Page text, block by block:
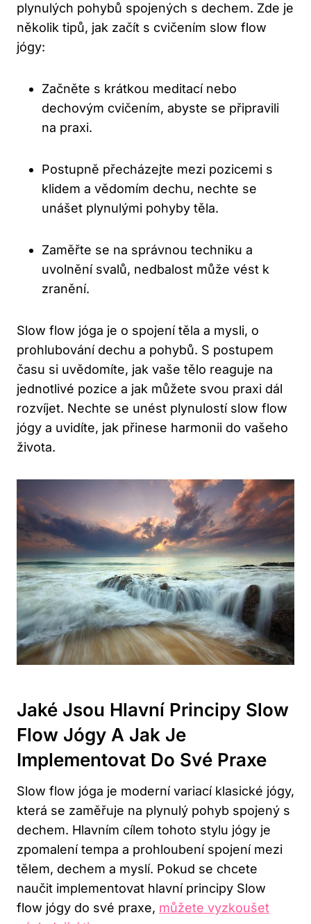
plynulých pohybů spojených s dechem. Zde je‍
několik⁢ tipů, jak začít s cvičením slow flow
jógy:
Začněte s krátkou meditací nebo
‌dechovým cvičením, abyste se připravili
na praxi.
Postupně⁢ přecházejte mezi pozicemi s
klidem​ a vědomím dechu, nechte ⁢se
unášet plynulými pohyby těla.
Zaměřte se na správnou techniku a
uvolnění svalů, nedbalost může vést k
zranění.
Slow flow jóga ⁢je o spojení těla a‍ mysli, o⁢
prohlubování dechu a pohybů. S postupem
času si uvědomíte, jak vaše tělo reaguje na
jednotlivé pozice ‌a jak můžete svou praxi dál
rozvíjet. Nechte⁢ se unést plynulostí slow flow
‍jógy a uvidíte, ⁤jak přinese harmonii‍ do vašeho
života.
Jaké Jsou⁣ Hlavní Principy Slow
Flow Jógy A ⁣jak Je
Implementovat Do⁢ Své Praxe
Slow flow jóga je moderní variací klasické‌ jógy,
která se zaměřuje na plynulý pohyb spojený s
dechem. Hlavním cílem ​tohoto stylu jógy je
zpomalení‍ tempa a prohloubení spojení mezi⁢
tělem, dechem a myslí. Pokud​ se chcete
naučit implementovat hlavní ‍principy ⁤Slow
flow jógy do své praxe, můžete vyzkoušet